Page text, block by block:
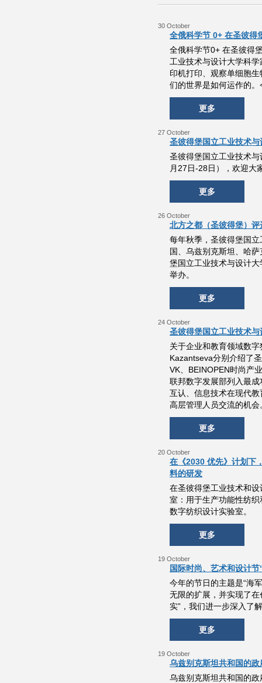
30 October
全俄科学节 0+ 在圣彼得
全俄科学节0+ 在圣彼得
工业技术与设计大学科
印机打印、观察单细胞
们的世界是如何运作的
更多
27 October
圣彼得堡国立工业技术
圣彼得堡国立工业技术
月27日-28日），欢迎大
更多
26 October
北方之都（圣彼得堡）
每年秋季，圣彼得堡国
国、乌兹别克斯坦、哈
堡国立工业技术与设计
举办。
更多
24 October
圣彼得堡国立工业技术
关于企业和教育领域数
Kazantseva分别介绍了
VK、BEINOPEN时尚产
联邦数字发展部列入最
互认、信息技术在现代
高层管理人员交流的机会
更多
20 October
在《2030 优先》计划下
料的研发
在圣彼得堡工业技术和
室：用于生产功能性纺
数字纺织设计实验室。
更多
19 October
国际时尚、艺术和设计
今年的节日的主题是“海
无限的扩展，并实现了
实”，我们进一步深入了
更多
19 October
乌兹别克斯坦共和国的
乌兹别克斯坦共和国的